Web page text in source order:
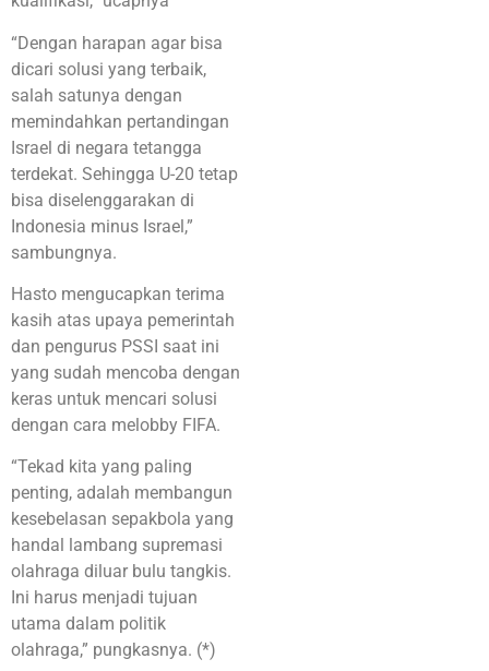
“Dengan harapan agar bisa
dicari solusi yang terbaik,
salah satunya dengan
memindahkan pertandingan
Israel di negara tetangga
terdekat. Sehingga U-20 tetap
bisa diselenggarakan di
Indonesia minus Israel,”
sambungnya.
Hasto mengucapkan terima
kasih atas upaya pemerintah
dan pengurus PSSI saat ini
yang sudah mencoba dengan
keras untuk mencari solusi
dengan cara melobby FIFA.
“Tekad kita yang paling
penting, adalah membangun
kesebelasan sepakbola yang
handal lambang supremasi
olahraga diluar bulu tangkis.
Ini harus menjadi tujuan
utama dalam politik
olahraga,” pungkasnya. (*)